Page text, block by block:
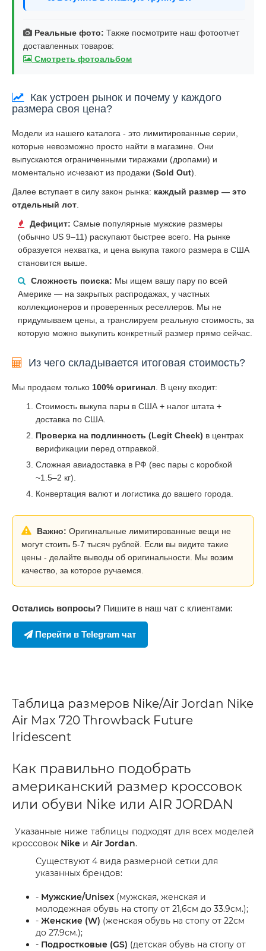
Реальные фото: Также посмотрите наш фотоотчет
доставленных товаров:
Смотреть фотоальбом
Как устроен рынок и почему у каждого
размера своя цена?
Модели из нашего каталога - это лимитированные серии,
которые невозможно просто найти в магазине. Они
выпускаются ограниченными тиражами (дропами) и
моментально исчезают из продажи (Sold Out).
Далее вступает в силу закон рынка: каждый размер — это
отдельный лот
Дефицит: Самые популярные мужские размеры
(обычно US 9–11) раскупают быстрее всего. На рынке
образуется нехватка, и цена выкупа такого размера в США
становится выше.
Сложность поиска: Мы ищем вашу пару по всей
Америке — на закрытых распродажах, у частных
коллекционеров и проверенных реселлеров. Мы не
придумываем цены, а транслируем реальную стоимость, за
которую можно выкупить конкретный размер прямо сейчас.
Из чего складывается итоговая стоимость?
Мы продаем только 100% оригинал . В цену входит:
Стоимость выкупа пары в США + налог штата +
доставка по США.
Проверка на подлинность (Legit Check) в центрах
верификации перед отправкой.
Сложная авиадоставка в РФ (вес пары с коробкой
~1.5–2 кг).
Конвертация валют и логистика до вашего города.
Важно: Оригинальные лимитированные вещи не
могут стоить 5-7 тысяч рублей. Если вы видите такие
цены - делайте выводы об оригинальности. Мы возим
качество, за которое ручаемся.
Остались вопросы? Пишите в наш чат с клиентами:
Перейти в Telegram чат
Таблица размеров Nike/Air Jordan Nike
Air Max 720 Throwback Future
Iridescent
Как правильно подобрать
американский размер кроссовок
или обуви Nike или AIR JORDAN
Указанные ниже таблицы подходят для всех моделей
кроссовок Nike и Air Jordan.
Существуют 4 вида размерной сетки для
указанных брендов:
- Мужские/Unisex (мужская, женская и
молодежная обувь на стопу от 21,6см до 33.9см.);
- Женские (W) (женская обувь на стопу от 22см
до 27.9см.);
- Подростковые (GS) (детская обувь на стопу от